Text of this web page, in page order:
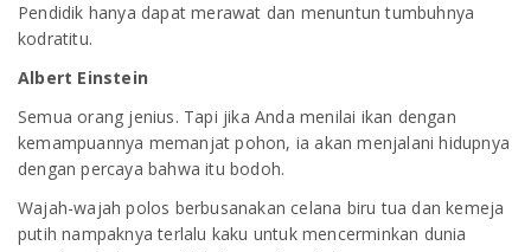
Pendidik hanya dapat merawat dan menuntun tumbuhnya
kodratitu.
Albert Einstein
Semua orang jenius. Tapi jika Anda menilai ikan dengan
kemampuannya memanjat pohon, ia akan menjalani hidupnya
dengan percaya bahwa itu bodoh.
Wajah-wajah polos berbusanakan celana biru tua dan kemeja
putih nampaknya terlalu kaku untuk mencerminkan dunia